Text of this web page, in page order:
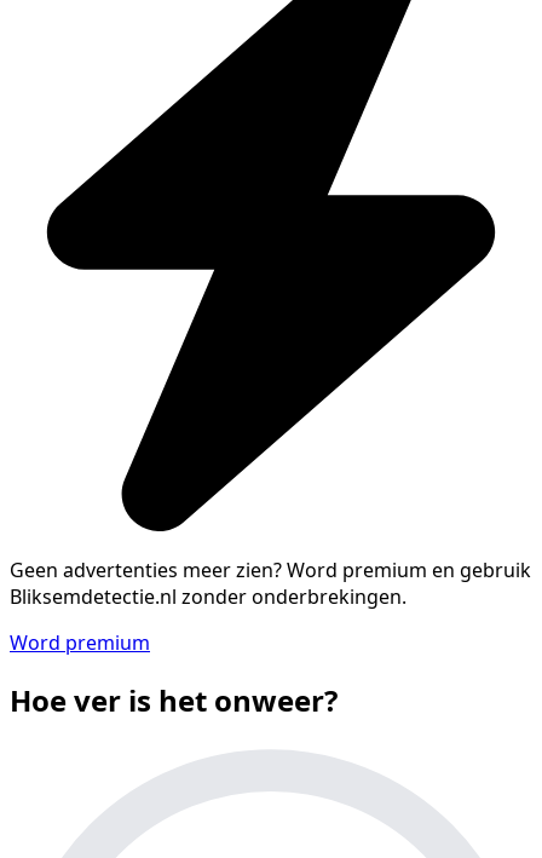
Geen advertenties meer zien?Word premium en gebruik
Bliksemdetectie.nl zonder onderbrekingen.
Word premium
Hoe ver is het onweer?